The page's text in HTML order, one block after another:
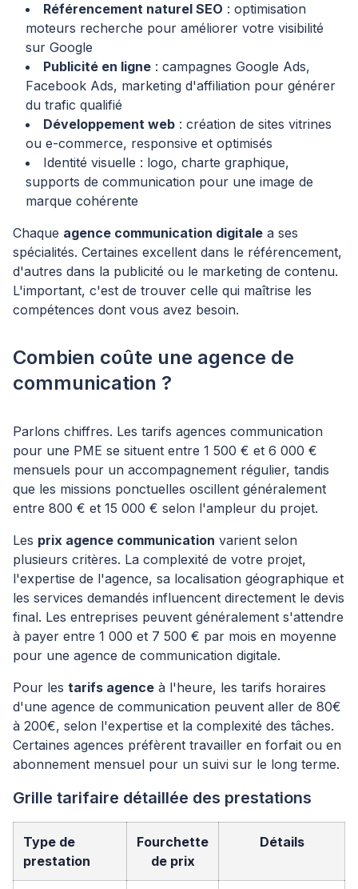
Référencement naturel SEO : optimisation
moteurs recherche pour améliorer votre visibilité
sur Google
Publicité en ligne : campagnes Google Ads,
Facebook Ads, marketing d'affiliation pour générer
du trafic qualifié
Développement web : création de sites vitrines
ou e-commerce, responsive et optimisés
Identité visuelle : logo, charte graphique,
supports de communication pour une image de
marque cohérente
Chaque agence communication digitale a ses
spécialités. Certaines excellent dans le référencement,
d'autres dans la publicité ou le marketing de contenu.
L'important, c'est de trouver celle qui maîtrise les
compétences dont vous avez besoin.
Combien coûte une agence de
communication ?
Parlons chiffres. Les tarifs agences communication
pour une PME se situent entre 1 500 € et 6 000 €
mensuels pour un accompagnement régulier, tandis
que les missions ponctuelles oscillent généralement
entre 800 € et 15 000 € selon l'ampleur du projet.
Les prix agence communication varient selon
plusieurs critères. La complexité de votre projet,
l'expertise de l'agence, sa localisation géographique et
les services demandés influencent directement le devis
final. Les entreprises peuvent généralement s'attendre
à payer entre 1 000 et 7 500 € par mois en moyenne
pour une agence de communication digitale.
Pour les tarifs agence à l'heure, les tarifs horaires
d'une agence de communication peuvent aller de 80€
à 200€, selon l'expertise et la complexité des tâches.
Certaines agences préfèrent travailler en forfait ou en
abonnement mensuel pour un suivi sur le long terme.
Grille tarifaire détaillée des prestations
Type de
prestation
Fourchette
de prix
Détails